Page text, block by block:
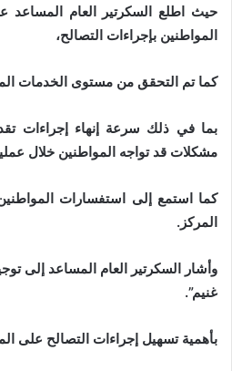
حيث اطلع السكرتير العام المساعد
المواطنين بإجراءات التصالح،
كما تم التحقق من مستوى الخدمات
بما في ذلك سرعة إنهاء إجراءات
مشكلات قد تواجه المواطنين خلال
كما استمع إلى استفسارات
المركز.
وأشار السكرتير العام المساعد إلى
غنيم”.
بأهمية تسهيل إجراءات التصالح على